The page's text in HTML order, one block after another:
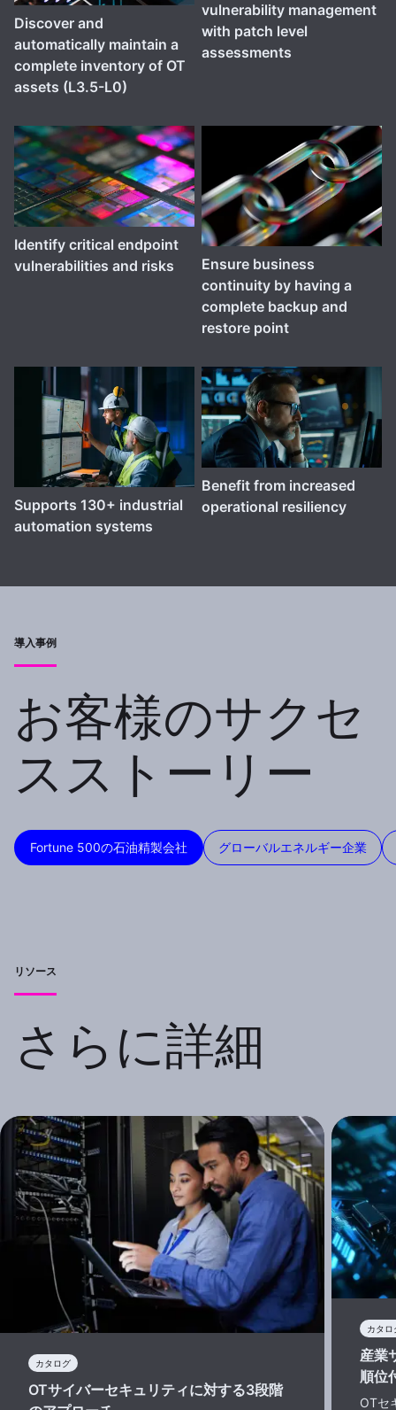
Discover and
automatically maintain a
complete inventory of OT
assets (L3.5-L0)
vulnerability management
with patch level
assessments
Identify critical endpoint
vulnerabilities and risks
Ensure business
continuity by having a
complete backup and
restore point
Supports 130+ industrial
automation systems
Benefit from increased
operational resiliency
導入事例
お客様のサクセ
スストーリー
Fortune 500の石油精製会社 グローバルエネルギー企業
リソース
さらに詳細
カタログ
OTサイバーセキュリティに対する3段階
カタロ
産業
順位
OTセ